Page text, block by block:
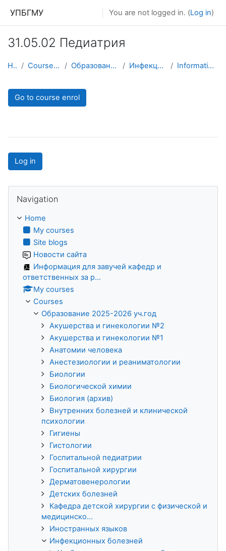
УПБГМУ You are not logged in. (Log in)
31.05.02 Педиатрия
Home Courses showcase 3KL Образование 2025-2026 уч.год Инфекционных болезней Information about the course
Go to course enrol
Log in
Navigation
Home
My courses
Site blogs
Новости сайта
Информация для завучей кафедр и
ответственных за р...
My courses
Courses
Образование 2025-2026 уч.год
Акушерства и гинекологии №2
Акушерства и гинекологии №1
Анатомии человека
Анестезиологии и реаниматологии
Биологии
Биологической химии
Биология (архив)
Внутренних болезней и клинической
психологии
Гигиены
Гистологии
Госпитальной педиатрии
Госпитальной хирургии
Дерматовенерологии
Детских болезней
Кафедра детской хирургии с физической и
медицинско...
Иностранных языков
Инфекционных болезней